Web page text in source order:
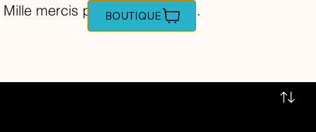
Mille mercis pour votre soutien.
BOUTIQUE